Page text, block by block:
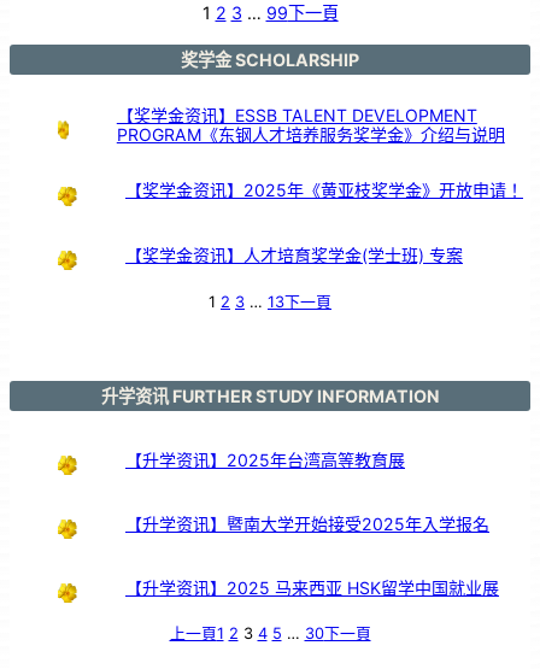
秀
1 2 3 … 99下一頁
奖学金 SCHOLARSHIP
【奖学金资讯】ESSB TALENT DEVELOPMENT
PROGRAM《东钢人才培养服务奖学金》介绍与说明
【奖学金资讯】2025年《黄亚枝奖学金》开放申请！
【奖学金资讯】人才培育奖学金(学士班) 专案
1 2 3 … 13下一頁
升学资讯 FURTHER STUDY INFORMATION
【升学资讯】2025年台湾高等教育展
【升学资讯】暨南大学开始接受2025年入学报名
【升学资讯】2025 马来西亚 HSK留学中国就业展
上一頁1 2 3 4 5 … 30下一頁